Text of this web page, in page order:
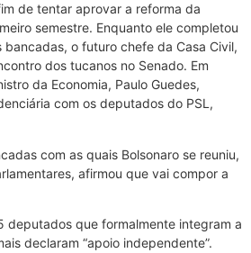
de tentar aprovar a reforma da
semestre. Enquanto ele completou
bancadas, o futuro chefe da Casa Civil,
dos tucanos no Senado. Em
da Economia, Paulo Guedes,
com os deputados do PSL,
com as quais Bolsonaro se reuniu,
afirmou que vai compor a
deputados que formalmente integram a
declaram “apoio independente”.